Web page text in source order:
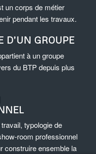
un corps de métier
pendant les travaux.
D’UN GROUPE
à un groupe
du BTP depuis plus
typologie de
room professionnel
construire ensemble la